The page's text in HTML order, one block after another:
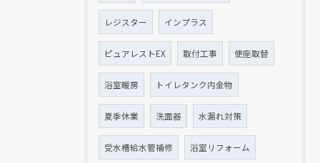
レジスター インプラス
ピュアレストEX 取付工事 便座取替
浴室暖房 トイレタンク内金物
夏季休業 洗面器 水漏れ対策
受水槽給水管補修 浴室リフォーム